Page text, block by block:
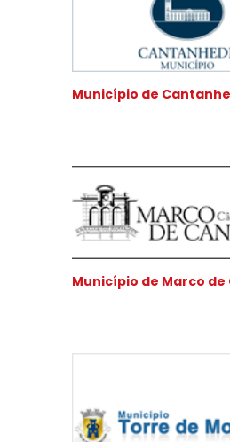
Município de
Município de Marco de